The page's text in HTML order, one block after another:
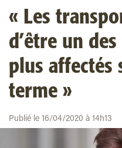
« Les
d’être un
plus affectés
terme »
Publié le 16/04/2020 à 14h13